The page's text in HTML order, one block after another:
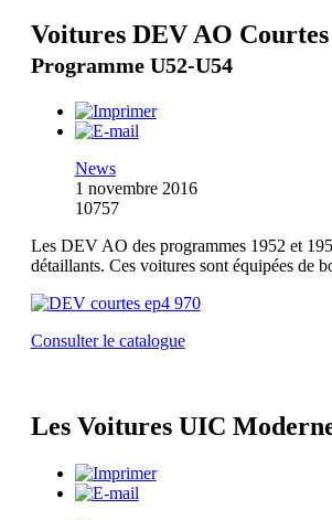
Voitures DEV AO Courtes
Programme U52-U54
News
1 novembre 2016
10757
Les DEV AO des programmes 1952 et
détaillants. Ces voitures sont équipées de
Consulter le catalogue
Les Voitures UIC